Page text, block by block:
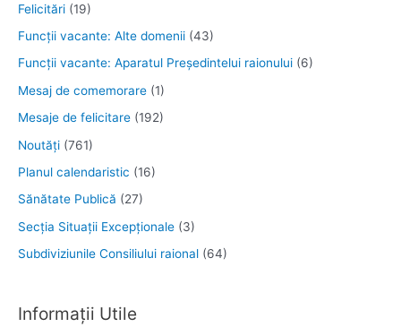
Felicitări (19)
Funcţii vacante: Alte domenii (43)
Funcții vacante: Aparatul Președintelui raionului (6)
Mesaj de comemorare (1)
Mesaje de felicitare (192)
Noutăţi (761)
Planul calendaristic (16)
Sănătate Publică (27)
Secția Situații Excepționale (3)
Subdiviziunile Consiliului raional (64)
Informații Utile